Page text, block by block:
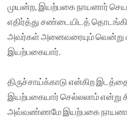
முயன்ற, இயற்பகை நாயனார்
எதிர்த்து சண்டையிடத்
அவர்கள் அனைவரையும் வென்று
இயற்பகையார்.
திருச்சாய்க்காடு என்கிற
இயற்பகையார் செல்லலாம் என்று
அவ்வண்ணமே இயற்பகை நாயனாரும்